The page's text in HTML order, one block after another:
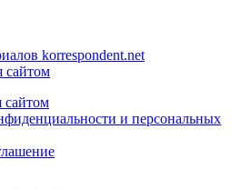
korrespondent.net
сайтом
сайтом
и персональных